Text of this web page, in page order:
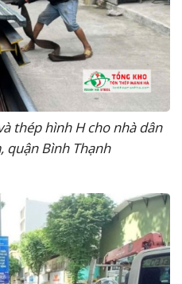
thép hình H cho nhà dân
quận Bình Thạnh